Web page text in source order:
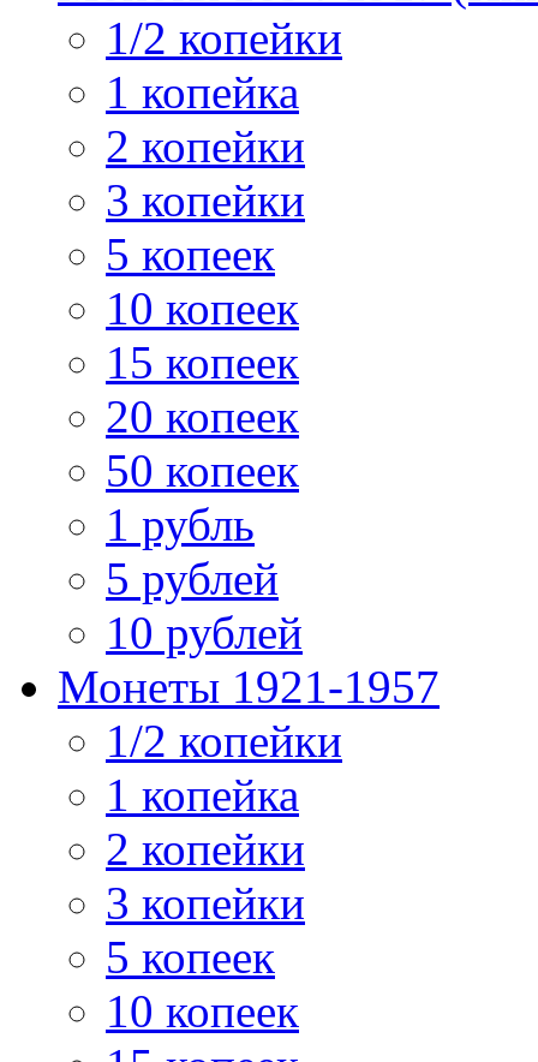
1/2 копейки
1 копейка
2 копейки
3 копейки
5 копеек
10 копеек
15 копеек
20 копеек
50 копеек
1 рубль
5 рублей
10 рублей
Монеты 1921-1957
1/2 копейки
1 копейка
2 копейки
3 копейки
5 копеек
10 копеек